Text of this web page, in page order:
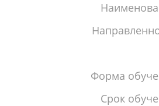
Форма
Срок